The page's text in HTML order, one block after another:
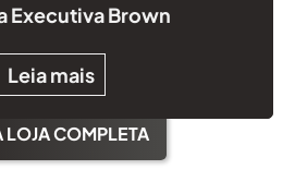
Executiva Brown
Leia mais
LOJA COMPLETA